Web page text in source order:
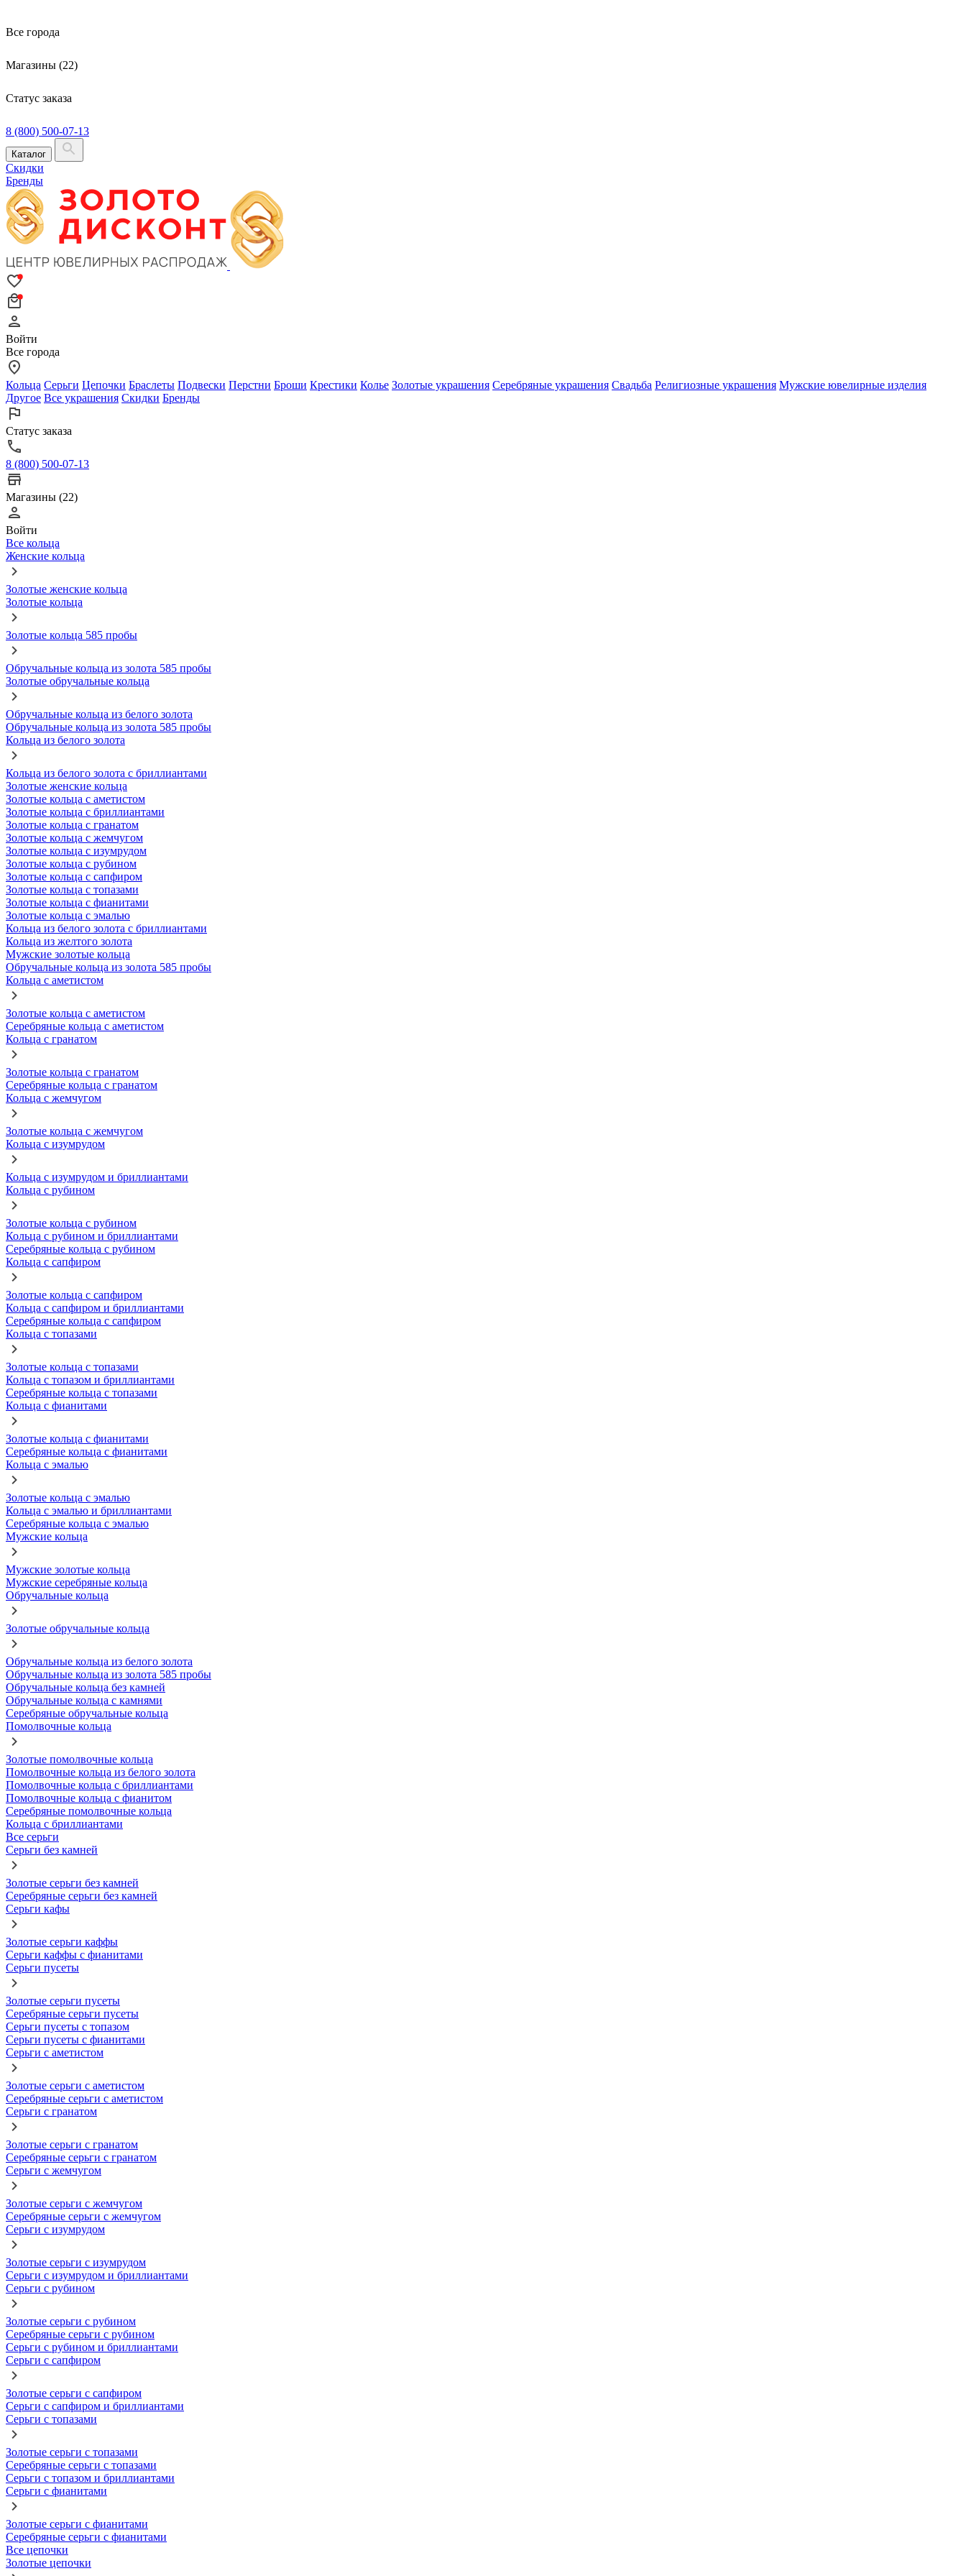
Все города
Магазины (22)
Статус заказа
8 (800) 500-07-13
Каталог
Скидки
Бренды
Войти
Все города
Кольца Серьги Цепочки Браслеты Подвески Перстни Броши Крестики Колье Золотые украшения Серебряные украшения Свадьба Религиозные украшения Мужские ювелирные изделия
Другое Все украшения Скидки Бренды
Статус заказа
8 (800) 500-07-13
Магазины (22)
Войти
Все кольца
Женские кольца
Золотые женские кольца
Золотые кольца
Золотые кольца 585 пробы
Обручальные кольца из золота 585 пробы
Золотые обручальные кольца
Обручальные кольца из белого золота
Обручальные кольца из золота 585 пробы
Кольца из белого золота
Кольца из белого золота с бриллиантами
Золотые женские кольца
Золотые кольца с аметистом
Золотые кольца с бриллиантами
Золотые кольца с гранатом
Золотые кольца с жемчугом
Золотые кольца с изумрудом
Золотые кольца с рубином
Золотые кольца с сапфиром
Золотые кольца с топазами
Золотые кольца с фианитами
Золотые кольца с эмалью
Кольца из белого золота с бриллиантами
Кольца из желтого золота
Мужские золотые кольца
Обручальные кольца из золота 585 пробы
Кольца с аметистом
Золотые кольца с аметистом
Серебряные кольца с аметистом
Кольца с гранатом
Золотые кольца с гранатом
Серебряные кольца с гранатом
Кольца с жемчугом
Золотые кольца с жемчугом
Кольца с изумрудом
Кольца с изумрудом и бриллиантами
Кольца с рубином
Золотые кольца с рубином
Кольца с рубином и бриллиантами
Серебряные кольца с рубином
Кольца с сапфиром
Золотые кольца с сапфиром
Кольца с сапфиром и бриллиантами
Серебряные кольца с сапфиром
Кольца с топазами
Золотые кольца с топазами
Кольца с топазом и бриллиантами
Серебряные кольца с топазами
Кольца с фианитами
Золотые кольца с фианитами
Серебряные кольца с фианитами
Кольца с эмалью
Золотые кольца с эмалью
Кольца с эмалью и бриллиантами
Серебряные кольца с эмалью
Мужские кольца
Мужские золотые кольца
Мужские серебряные кольца
Обручальные кольца
Золотые обручальные кольца
Обручальные кольца из белого золота
Обручальные кольца из золота 585 пробы
Обручальные кольца без камней
Обручальные кольца с камнями
Серебряные обручальные кольца
Помолвочные кольца
Золотые помолвочные кольца
Помолвочные кольца из белого золота
Помолвочные кольца с бриллиантами
Помолвочные кольца с фианитом
Серебряные помолвочные кольца
Кольца с бриллиантами
Все серьги
Серьги без камней
Золотые серьги без камней
Серебряные серьги без камней
Серьги кафы
Золотые серьги каффы
Серьги каффы с фианитами
Серьги пусеты
Золотые серьги пусеты
Серебряные серьги пусеты
Серьги пусеты с топазом
Серьги пусеты с фианитами
Серьги с аметистом
Золотые серьги с аметистом
Серебряные серьги с аметистом
Серьги с гранатом
Золотые серьги с гранатом
Серебряные серьги с гранатом
Серьги с жемчугом
Золотые серьги с жемчугом
Серебряные серьги с жемчугом
Серьги с изумрудом
Золотые серьги с изумрудом
Серьги с изумрудом и бриллиантами
Серьги с рубином
Золотые серьги с рубином
Серебряные серьги с рубином
Серьги с рубином и бриллиантами
Серьги с сапфиром
Золотые серьги с сапфиром
Серьги с сапфиром и бриллиантами
Серьги с топазами
Золотые серьги с топазами
Серебряные серьги с топазами
Серьги с топазом и бриллиантами
Серьги с фианитами
Золотые серьги с фианитами
Серебряные серьги с фианитами
Все цепочки
Золотые цепочки